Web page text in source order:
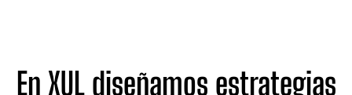
En XUL diseñamos estrategias